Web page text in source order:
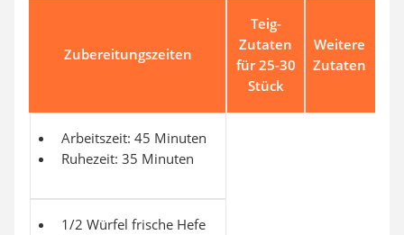
Zubereitungszeiten
Teig-
Zutaten
für 25-30
Stück
Weitere
Zutaten
Arbeitszeit: 45 Minuten
Ruhezeit: 35 Minuten
1/2 Würfel frische Hefe